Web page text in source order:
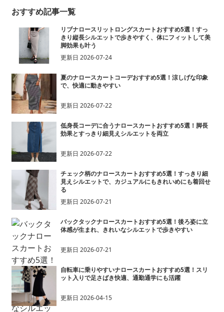
おすすめ記事一覧
リブナロースリットロングスカートおすすめ5選！すっ
きり縦長シルエットで歩きやすく、体にフィットして美
脚効果も叶う
更新日 2026-07-24
夏のナロースカートコーデおすすめ5選！涼しげな印象
で、快適に動きやすい
更新日 2026-07-22
低身長コーデに合うナロースカートおすすめ5選！脚長
効果とすっきり細見えシルエットを両立
更新日 2026-07-22
チェック柄のナロースカートおすすめ5選！すっきり細
見えシルエットで、カジュアルにもきれいめにも着回せ
る
更新日 2026-07-21
バックタックナロースカートおすすめ5選！後ろ姿に立
体感が生まれ、きれいなシルエットで歩きやすい
更新日 2026-07-21
自転車に乗りやすいナロースカートおすすめ5選！スリ
ット入りで足さばき快適、通勤通学にも活躍
更新日 2026-04-15